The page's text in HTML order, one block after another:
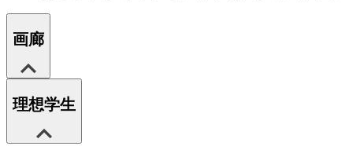
画廊
理想学生